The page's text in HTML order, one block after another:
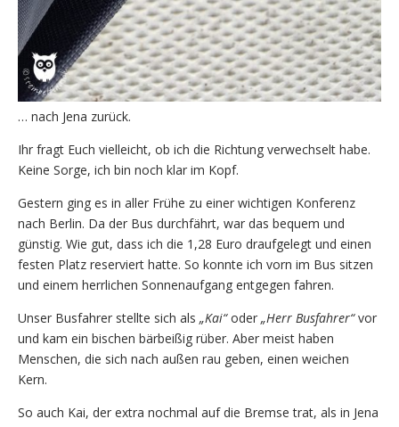
… nach Jena zurück.
Ihr fragt Euch vielleicht, ob ich die Richtung verwechselt habe.
Keine Sorge, ich bin noch klar im Kopf.
Gestern ging es in aller Frühe zu einer wichtigen Konferenz
nach Berlin. Da der Bus durchfährt, war das bequem und
günstig. Wie gut, dass ich die 1,28 Euro draufgelegt und einen
festen Platz reserviert hatte. So konnte ich vorn im Bus sitzen
und einem herrlichen Sonnenaufgang entgegen fahren.
Unser Busfahrer stellte sich als „Kai“oder „Herr Busfahrer“vor
und kam ein bischen bärbeißig rüber. Aber meist haben
Menschen, die sich nach außen rau geben, einen weichen
Kern.
So auch Kai, der extra nochmal auf die Bremse trat, als in Jena